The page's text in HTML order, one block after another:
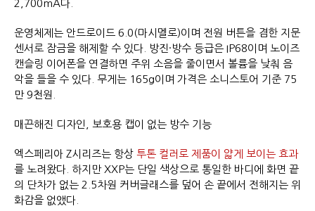
2,700mA다.
운영체제는 안드로이드 6.0(마시멜로)이며 전원 버튼을 겸한 지문
센서로 잠금을 해제할 수 있다. 방진·방수 등급은 IP68이며 노이즈
캔슬링 이어폰을 연결하면 주위 소음을 줄이면서 볼륨을 낮춰 음
악을 들을 수 있다. 무게는 165g이며 가격은 소니스토어 기준 75
만 9천원.
매끈해진 디자인, 보호용 캡이 없는 방수 기능
엑스페리아 Z시리즈는 항상 투톤 컬러로 제품이 얇게 보이는 효과
를 노려왔다. 하지만 XXP는 단일 색상으로 통일한 바디에 화면 끝
의 단차가 없는 2.5차원 커버글래스를 덮어 손 끝에서 전해지는 위
화감을 없앴다.